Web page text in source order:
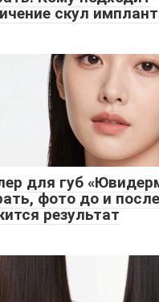
скул
для губ
фото до и
результат